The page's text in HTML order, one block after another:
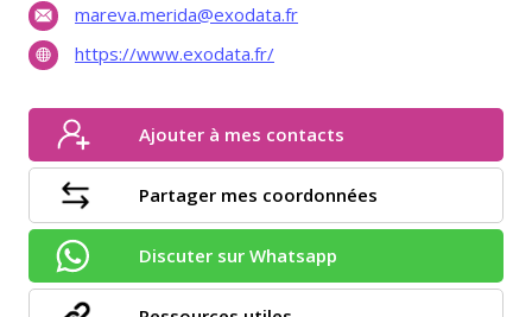
mareva.merida@exodata.fr
https://www.exodata.fr/
Ajouter à mes contacts
Partager mes coordonnées
Discuter sur Whatsapp